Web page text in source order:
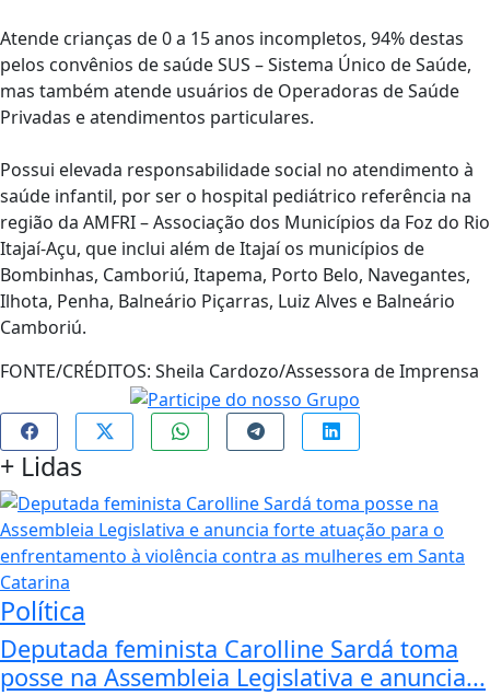
Atende crianças de 0 a 15 anos incompletos, 94% destas
pelos convênios de saúde SUS – Sistema Único de Saúde,
mas também atende usuários de Operadoras de Saúde
Privadas e atendimentos particulares.
Possui elevada responsabilidade social no atendimento à
saúde infantil, por ser o hospital pediátrico referência na
região da AMFRI – Associação dos Municípios da Foz do Rio
Itajaí-Açu, que inclui além de Itajaí os municípios de
Bombinhas, Camboriú, Itapema, Porto Belo, Navegantes,
Ilhota, Penha, Balneário Piçarras, Luiz Alves e Balneário
Camboriú.
FONTE/CRÉDITOS: Sheila Cardozo/Assessora de Imprensa
+ Lidas
Política
Deputada feminista Carolline Sardá toma
posse na Assembleia Legislativa e anuncia...